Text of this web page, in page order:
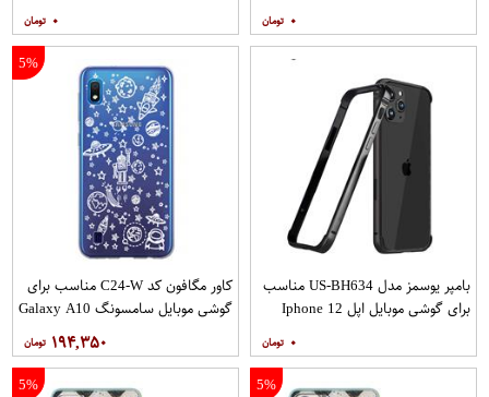
۰ ۰
بامپر یوسمز مدل US-BH634 مناسب
برای گوشی موبایل اپل Iphone 12
۰
5%
کاور مگافون کد C24-W مناسب برای
گوشی موبایل سامسونگ Galaxy A10
۱۹۴,۳۵۰
5%
5%